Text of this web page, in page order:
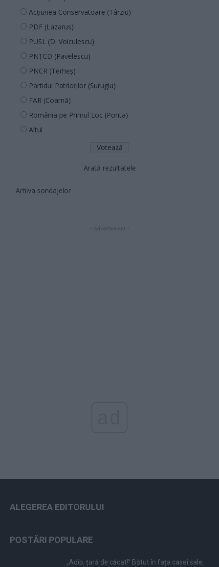
Acțiunea Conservatoare (Târziu)
PDF (Lazarus)
PUSL (D. Voiculescu)
PNȚCD (Pavelescu)
PNCR (Terheș)
Partidul Patrioților (Surugiu)
FAR (Coarnă)
România pe Primul Loc (Ponta)
Altul
Arată rezultatele
Arhiva sondajelor
- Advertisment -
ALEGEREA EDITORULUI
POSTĂRI POPULARE
„Adio, țară de căcat!” Bătut în fața casei sale,